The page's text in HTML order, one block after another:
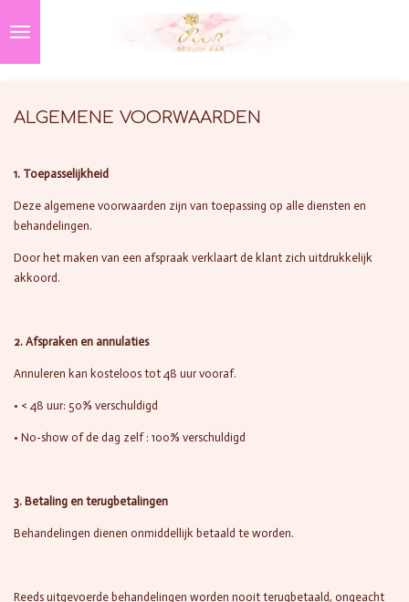
direct
ALGEMENE VOORWAARDEN
1. Toepasselijkheid
Deze algemene voorwaarden zijn van toepassing op alle diensten en
behandelingen.
Door het maken van een afspraak verklaart de klant zich uitdrukkelijk
akkoord.
2. Afspraken en annulaties
Annuleren kan kosteloos tot 48 uur vooraf.
• < 48 uur: 50% verschuldigd
• No-show of de dag zelf : 100% verschuldigd
3. Betaling en terugbetalingen
Behandelingen dienen onmiddellijk betaald te worden.
Reeds uitgevoerde behandelingen worden nooit terugbetaald, ongeacht